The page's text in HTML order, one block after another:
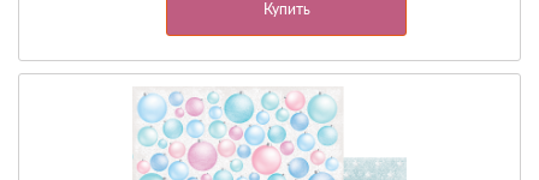
Купить